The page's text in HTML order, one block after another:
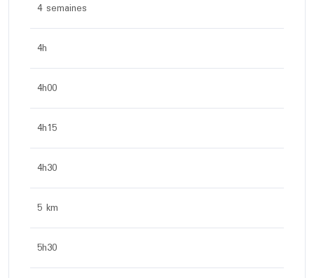
4 semaines
4h
4h00
4h15
4h30
5 km
5h30